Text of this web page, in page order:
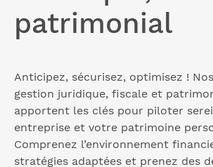
patrimonial
Anticipez, sécurisez, optimisez !
gestion juridique, fiscale et
apportent les clés pour piloter
entreprise et votre patrimoine
Comprenez l’environnement
stratégies adaptées et prenez des